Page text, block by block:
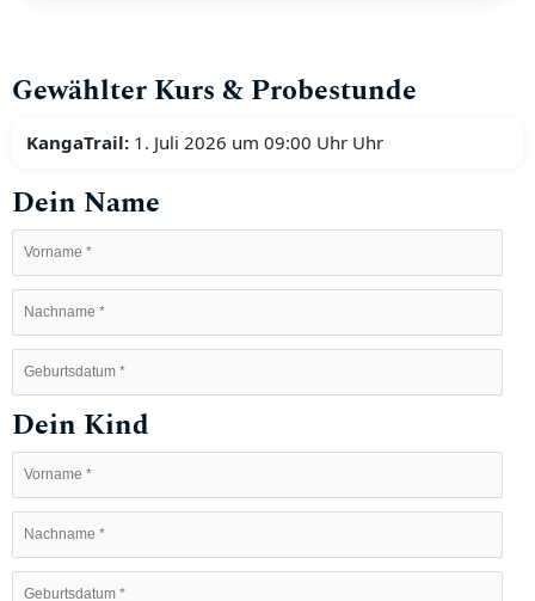
Gewählter Kurs & Probestunde
KangaTrail: 1. Juli 2026 um 09:00 Uhr Uhr
Dein Name
Dein Kind